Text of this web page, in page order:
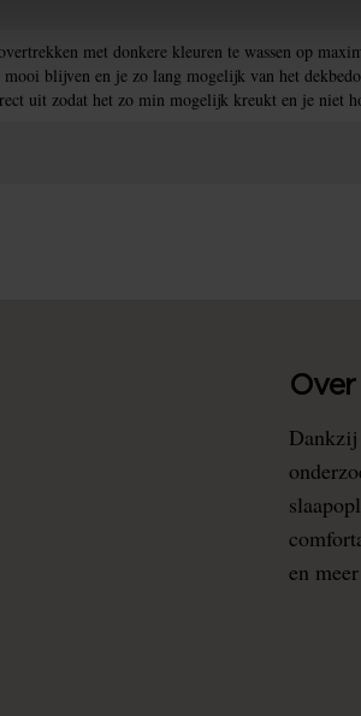
met donkere kleuren te wassen op
blijven en je zo lang mogelijk van het
uit zodat het zo min mogelijk kreukt en je niet
en